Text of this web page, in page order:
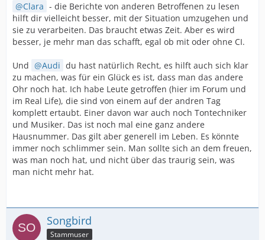
Clara - die Berichte von anderen Betroffenen zu lesen
hilft dir vielleicht besser, mit der Situation umzugehen und
sie zu verarbeiten. Das braucht etwas Zeit. Aber es wird
besser, je mehr man das schafft, egal ob mit oder ohne CI.
Und Audi du hast natürlich Recht, es hilft auch sich klar
zu machen, was für ein Glück es ist, dass man das andere
Ohr noch hat. Ich habe Leute getroffen (hier im Forum und
im Real Life), die sind von einem auf der andren Tag
komplett ertaubt. Einer davon war auch noch Tontechniker
und Musiker. Das ist noch mal eine ganz andere
Hausnummer. Das gilt aber generell im Leben. Es könnte
immer noch schlimmer sein. Man sollte sich an dem freuen,
was man noch hat, und nicht über das traurig sein, was
man nicht mehr hat.
Songbird
Stammuser